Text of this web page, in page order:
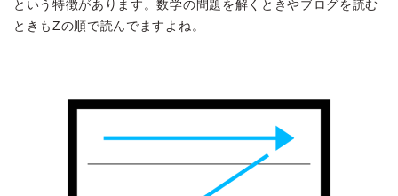
という特徴があります。数学の問題を解くときやブログを読む
ときもZの順で読んでますよね。